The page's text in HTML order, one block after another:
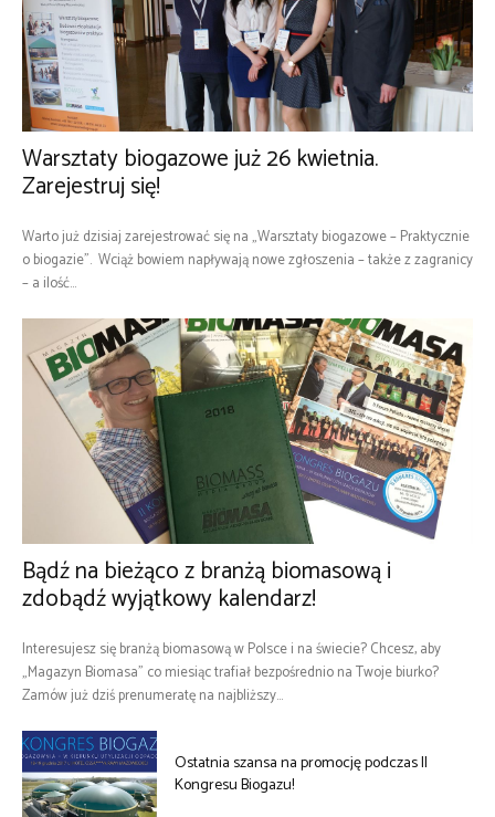
Warsztaty biogazowe już 26 kwietnia.
Zarejestruj się!
Warto już dzisiaj zarejestrować się na „Warsztaty biogazowe – Praktycznie
o biogazie”. Wciąż bowiem napływają nowe zgłoszenia – także z zagranicy
– a ilość...
Bądź na bieżąco z branżą biomasową i
zdobądź wyjątkowy kalendarz!
Interesujesz się branżą biomasową w Polsce i na świecie? Chcesz, aby
„Magazyn Biomasa” co miesiąc trafiał bezpośrednio na Twoje biurko?
Zamów już dziś prenumeratę na najbliższy...
Ostatnia szansa na promocję podczas II
Kongresu Biogazu!